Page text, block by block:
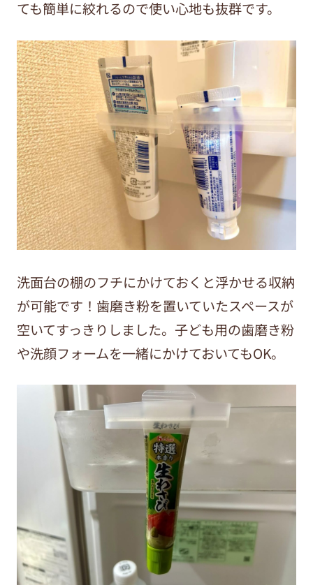
ても簡単に絞れるので使い心地も抜群です。
洗面台の棚のフチにかけておくと浮かせる収納
が可能です！歯磨き粉を置いていたスペースが
空いてすっきりしました。子ども用の歯磨き粉
や洗顔フォームを一緒にかけておいてもOK。